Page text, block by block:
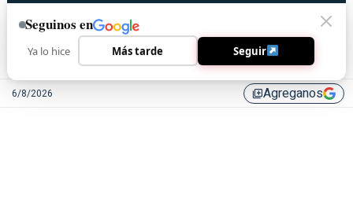
6/8/2026 library_addAgreganos
Seguinos en
Ya lo hice Más tarde Seguir